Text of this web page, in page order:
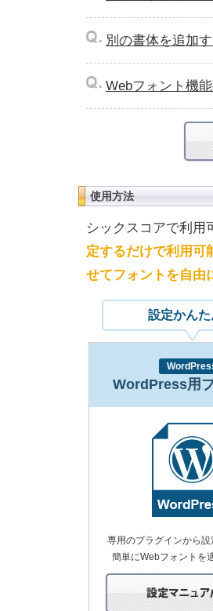
別の書体を追加
Webフォント機
使用方法
シックスコアで利用
定するだけで利用可
せてフォントを自由
設定かんた
WordPress用
専用のプラグインから設
簡単にWebフォントを